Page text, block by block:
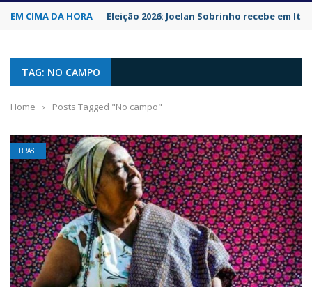
EM CIMA DA HORA Eleição 2026: Joelan Sobrinho recebe em
TAG: NO CAMPO
Home › Posts Tagged "No campo"
BRASIL